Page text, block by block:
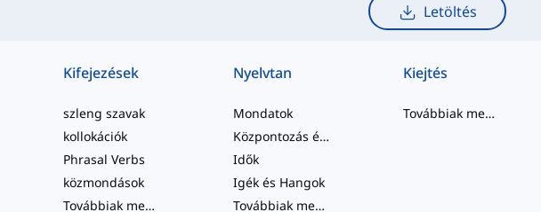
Letöltés
Kifejezések
szleng szavak
kollokációk
Phrasal Verbs
közmondások
Továbbiak megtekintése
Nyelvtan
Mondatok
Központozás és Helyesírás
Idők
Igék és Hangok
Továbbiak megtekintése
Kiejtés
Továbbiak megtekintése